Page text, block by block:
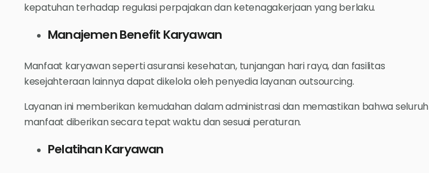
kepatuhan terhadap regulasi perpajakan dan ketenagakerjaan yang berlaku.
Manajemen Benefit Karyawan
Manfaat karyawan seperti asuransi kesehatan, tunjangan hari raya, dan fasilitas
kesejahteraan lainnya dapat dikelola oleh penyedia layanan outsourcing.
Layanan ini memberikan kemudahan dalam administrasi dan memastikan bahwa seluruh
manfaat diberikan secara tepat waktu dan sesuai peraturan.
Pelatihan Karyawan